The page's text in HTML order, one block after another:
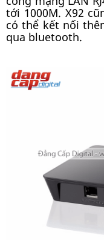
tới 1000M. X92
có thể kết nối
qua bluetooth.